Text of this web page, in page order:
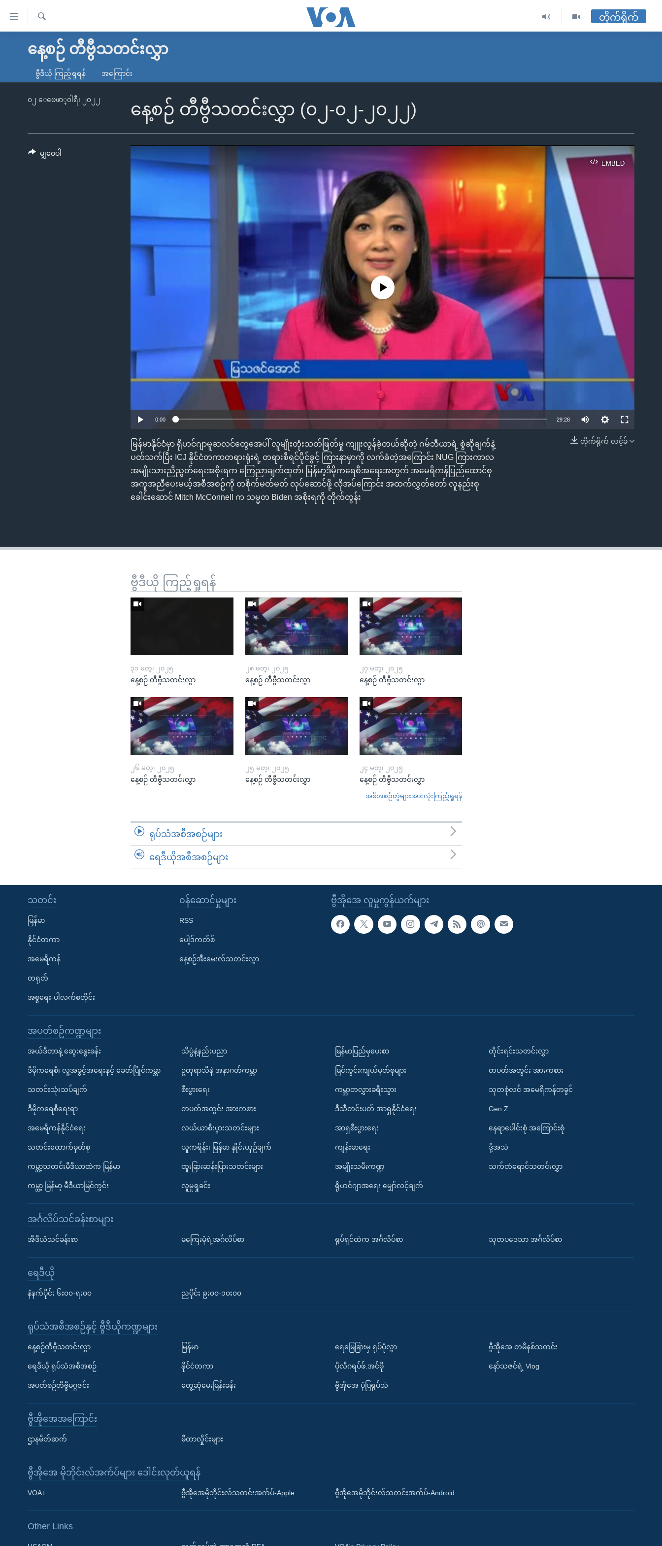
လွယ်ကူ
သည့်
မူလစာမျက်နှာ
ကမ္ဘာ့သတင်းများ
နိုင်ငံတကာ
တရုတ်
အစ္စရေး-ပါလက်စတိုင်း
ရပ်ဝန်းတခု လမ်းတခု အလွန်
အင်္ဂလိပ်စာလေ့လာမယ်
Learning English
ရ
တိုက်ရိုက်
နေ့စဉ် တီဗွီသတင်းလွှာ
ဗွီဒီယို ကြည့်ရှုရန် အကြောင်း
နေ့စဉ် တီဗွီသတင်းလွှာ (၀၂-၀၂-၂၀၂၂)
၀၂ ေဖေဖာ္၀ါရီ၊ ၂၀၂၂
EMBED
EMBED
No media source currently available
0:00 29:28
တိုက်ရိုက် လင့်ခ်
မြန်မာနိုင်ငံမှာ ရိုဟင်ဂျာမူဆလင်တွေအေပါ် လူမျိုးတုံးသတ်ဖြတ်မှု ကျူးလွန်ခဲ့တယ်ဆိုတဲ့ ဂမ်ဘီယာရဲ့ စွဲဆိုချက်နဲ့
ပတ်သက်ပြီး ICJ နိုင်ငံတကာတရားရုံးရဲ့ တရားစီရင်ပိုင်ခွင့် ကြားနာမှာကို လက်ခံတဲ့အကြောင်း NUG ကြားကာလ
အမျိုးသားညီညွတ်ရေးအစိုးရက ကြေညာချက်ထုတ်၊ မြန်မာ့ဒီမိုကရေစီအရေးအတွက် အမေရိကန်ပြည်ထောင်စု
အကူအညီပေးမယ့်အစီအစဉ်ကို တစိုက်မတ်မတ် လုပ်ဆောင်ဖို့ လိုအပ်ကြောင်း အထက်လွှတ်တော် လူနည်းစု
ခေါင်းဆောင် Mitch McConnell က သမ္မတ Biden အစိုးရကို တိုက်တွန်း
မျှဝေပါ
ဗွီဒီယို ကြည့်ရှုရန်
၃၁ မတ္၊ ၂၀၂၅
နေ့စဉ် တီဗွီသတင်းလွှာ
၂၈ မတ္၊ ၂၀၂၅
နေ့စဉ် တီဗွီသတင်းလွှာ
၂၇ မတ္၊ ၂၀၂၅
နေ့စဉ် တီဗွီသတင်းလွှာ
၂၆ မတ္၊ ၂၀၂၅
နေ့စဉ် တီဗွီသတင်းလွှာ
၂၅ မတ္၊ ၂၀၂၅
နေ့စဉ် တီဗွီသတင်းလွှာ
၂၄ မတ္၊ ၂၀၂၅
နေ့စဉ် တီဗွီသတင်းလွှာ
အစီအစဉ်တွဲများအားလုံးကြည့်ရှုရန်
ရုပ်သံအစီအစဉ်များ
ရေဒီယိုအစီအစဉ်များ
ဗွီအိုအေ လူမှုကွန်ယက်များ
သတင်း
မြန်မာ
နိုင်ငံတကာ
အမေရိကန်
တရုတ်
အစ္စရေး-ပါလက်စတိုင်း
၀န်ဆောင်မှုများ
RSS
ပေါ့ဒ်ကတ်စ်
နေ့စဉ်အီးမေးလ်သတင်းလွှာ
အပတ်စဉ်ကဏ္ဍများ
အယ်ဒီတာနဲ့ ဆွေးနွေးခန်း
ဒီမိုကရေစီ၊ လူ့အခွင့်အရေးနှင့် ခေတ်ပြိုင်ကမ္ဘာ
သတင်းသုံးသပ်ချက်
ဒီမိုကရေစီရေးရာ
အမေရိကန်နိုင်ငံရေး
သတင်းထောက်မှတ်စု
ကမ္ဘာ့သတင်းမီဒီယာထဲက မြန်မာ
ကမ္ဘာ့ မြန်မာ့ မီဒီယာမြင်ကွင်း
သိပ္ပံနဲ့နည်းပညာ
ဥတုရာသီနဲ့ အနာဂတ်ကမ္ဘာ
စီးပွားရေး
တပတ်အတွင်း အားကစား
လယ်ယာစီးပွားသတင်းများ
ယူကရိန်း၊ မြန်မာ နှိုင်းယှဉ်ချက်
ထူးခြားဆန်းပြားသတင်းများ
လူမှုရှုခင်း
မြန်မာပြည်မှပေးစာ
မြင်ကွင်းကျယ်မှတ်စုများ
ကမ္ဘာတလွှားခရီးသွား
ဒီသီတင်းပတ် အာရှနိုင်ငံရေး
အာရှစီးပွားရေး
ကျန်းမာရေး
အမျိုးသမီးကဏ္ဍ
ရိုဟင်ဂျာအရေး မျှော်လင့်ချက်
တိုင်းရင်းသတင်းလွှာ
တပတ်အတွင်း အားကစား
သုတစုံလင် အမေရိကန်တခွင်
Gen Z
နေရာပေါင်းစုံ အကြောင်းစုံ
ဒို့အသံ
သက်တံရောင်သတင်းလွှာ
အင်္ဂလိပ်သင်ခန်းစာများ
အီဒီယံသင်ခန်းစာ မကြေးမုံရဲ့အင်္ဂလိပ်စာ ရုပ်ရှင်ထဲက အင်္ဂလိပ်စာ သုတပဒေသာ အင်္ဂလိပ်စာ
ရေဒီယို
နံနက်ပိုင်း ၆း၀၀-ရး၀၀ ညပိုင်း ၉း၀၀-၁၀း၀၀
ရုပ်သံအစီအစဉ်နှင့် ဗွီဒီယိုကဏ္ဍများ
နေ့စဉ်တီဗွီသတင်းလွှာ
ရေဒီယို ရုပ်သံအစီအစဉ်
အပတ်စဉ်တီဗွီမဂ္ဂဇင်း
မြန်မာ
နိုင်ငံတကာ
တွေ့ဆုံမေးမြန်းခန်း
ရေမြေခြားမှ ရုပ်ပုံလွှာ
ပိုလီဂရပ်ဖ်.အင်ဖို
ဗွီအိုအေ ပုံပြရုပ်သံ
ဗွီအိုအေ တမိနစ်သတင်း
နော်သဇင်ရဲ့ Vlog
ဗွီအိုအေအကြောင်း
ဌာနမိတ်ဆက် မီတာလှိုင်းများ
ဗွီအိုအေ မိုဘိုင်းလ်အက်ပ်များ ဒေါင်းလုတ်ယူရန်
VOA+ ဗွီအိုအေမိုဘိုင်းလ်သတင်းအက်ပ်-Apple ဗွီအိုအေမိုဘိုင်းလ်သတင်းအက်ပ်-Android
Other Links